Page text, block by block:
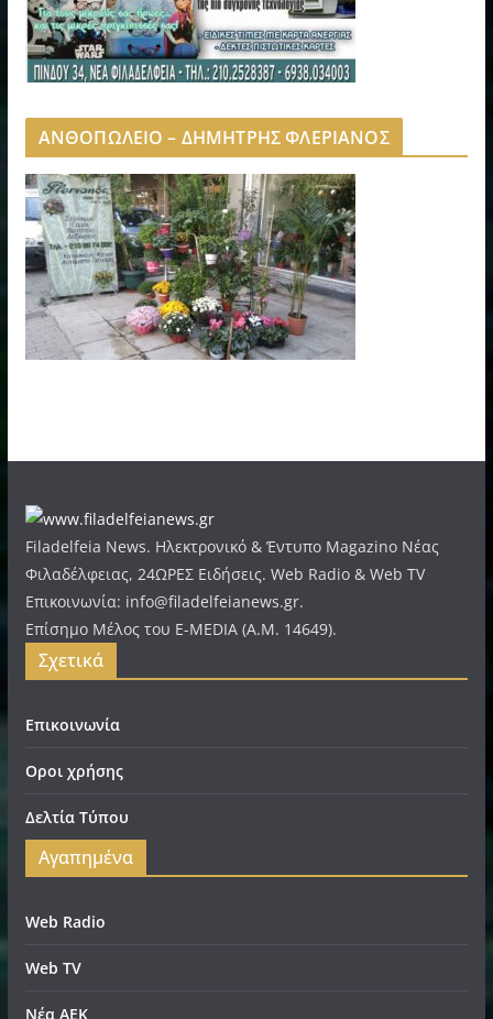
ΑΝΘΟΠΩΛΕΙΟ – ΔΗΜΗΤΡΗΣ ΦΛΕΡΙΑΝΟΣ
Filadelfeia News. Ηλεκτρονικό & Έντυπο Magazino Νέας
Φιλαδέλφειας, 24ΩΡΕΣ Ειδήσεις. Web Radio & Web TV
Επικοινωνία: info@filadelfeianews.gr.
Επίσημο Μέλος του E-MEDIA (A.M. 14649).
Σχετικά
Επικοινωνία
Οροι χρήσης
Δελτία Τύπου
Αγαπημένα
Web Radio
Web TV
Νέα ΑΕΚ